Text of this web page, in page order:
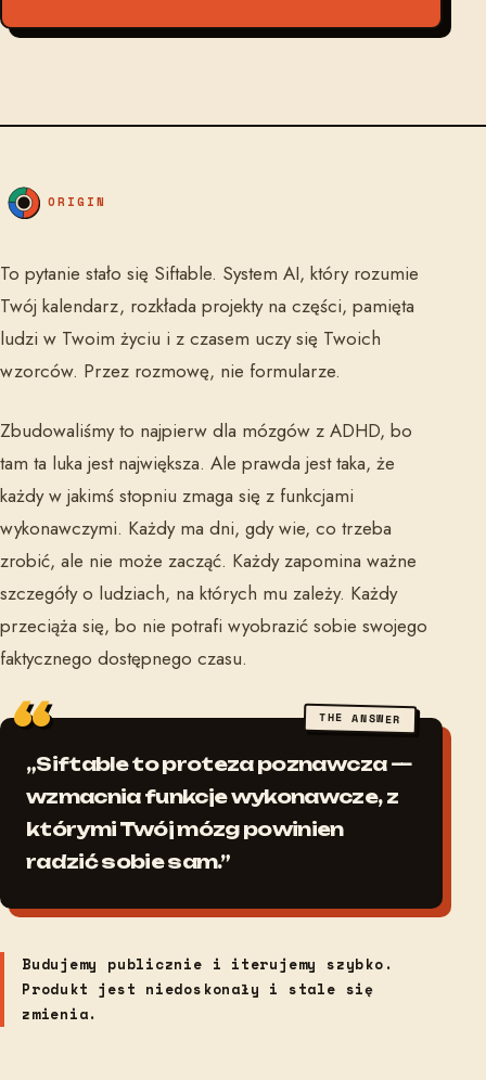
ORIGIN
To pytanie stało się Siftable. System AI, który rozumie
Twój kalendarz, rozkłada projekty na części, pamięta
ludzi w Twoim życiu i z czasem uczy się Twoich
wzorców. Przez rozmowę, nie formularze.
Zbudowaliśmy to najpierw dla mózgów z ADHD, bo
tam ta luka jest największa. Ale prawda jest taka, że
każdy w jakimś stopniu zmaga się z funkcjami
wykonawczymi. Każdy ma dni, gdy wie, co trzeba
zrobić, ale nie może zacząć. Każdy zapomina ważne
szczegóły o ludziach, na których mu zależy. Każdy
przeciąża się, bo nie potrafi wyobrazić sobie swojego
faktycznego dostępnego czasu.
THE ANSWER
„Siftable to proteza poznawcza —
wzmacnia funkcje wykonawcze, z
którymi Twój mózg powinien
radzić sobie sam.”
Budujemy publicznie i iterujemy szybko.
Produkt jest niedoskonały i stale się
zmienia.